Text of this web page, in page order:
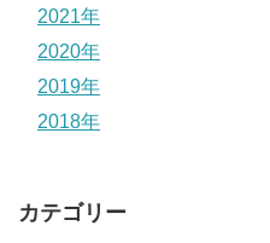
2021年
2020年
2019年
2018年
カテゴリー